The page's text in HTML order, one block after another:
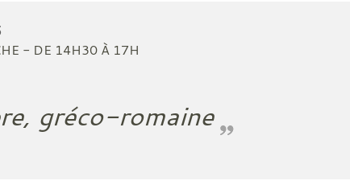
- DE 14H30 À 17H
gréco-romaine